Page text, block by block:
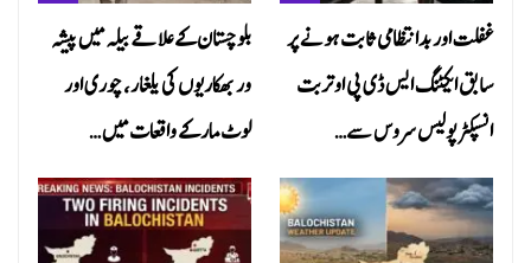
بلوچستان کے علاقے بیلہ میں پیشہ
ور بھکاریوں کی یلغار، چوری اور
لوٹ مار کے واقعات میں…
غفلت اور بدانتظامی ثابت ہونے پر
سابق ایکٹنگ ایس ڈی پی او تربت
انسپکٹر پولیس سروس سے…